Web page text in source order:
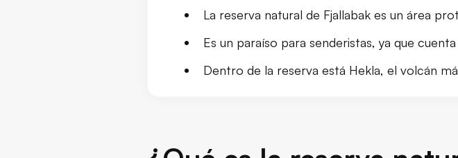
La reserva natural de Fjallabak es un área
Es un paraíso para senderistas, ya que
Dentro de la reserva está Hekla, el volcán